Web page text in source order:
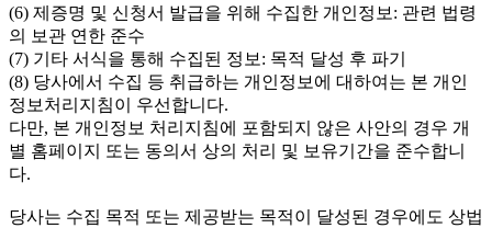
(6) 제증명 및 신청서 발급을 위해 수집한 개인정보: 관련 법령
의 보관 연한 준수
(7) 기타 서식을 통해 수집된 정보: 목적 달성 후 파기
(8) 당사에서 수집 등 취급하는 개인정보에 대하여는 본 개인
정보처리지침이 우선합니다.
다만, 본 개인정보 처리지침에 포함되지 않은 사안의 경우 개
별 홈페이지 또는 동의서 상의 처리 및 보유기간을 준수합니
다.
당사는 수집 목적 또는 제공받는 목적이 달성된 경우에도 상법